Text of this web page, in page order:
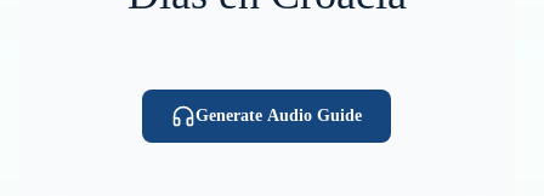
Generate Audio Guide